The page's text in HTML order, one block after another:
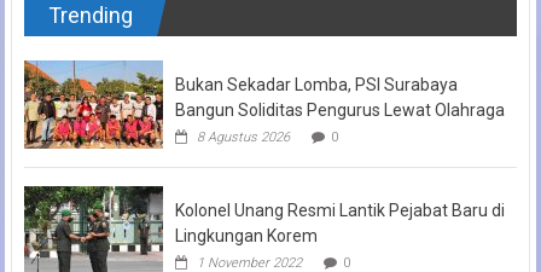
Trending
Bukan Sekadar Lomba, PSI Surabaya
Bangun Soliditas Pengurus Lewat Olahraga
8 Agustus 2026 0
Kolonel Unang Resmi Lantik Pejabat Baru di
Lingkungan Korem
1 November 2022 0